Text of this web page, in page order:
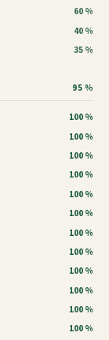
60 %
40 %
35 %
95 %
100 %
100 %
100 %
100 %
100 %
100 %
100 %
100 %
100 %
100 %
100 %
100 %